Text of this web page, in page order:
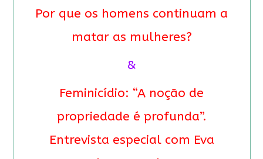
Por que os homens continuam a
matar as mulheres?
&
Feminicídio: “A noção de
propriedade é profunda”.
Entrevista especial com Eva